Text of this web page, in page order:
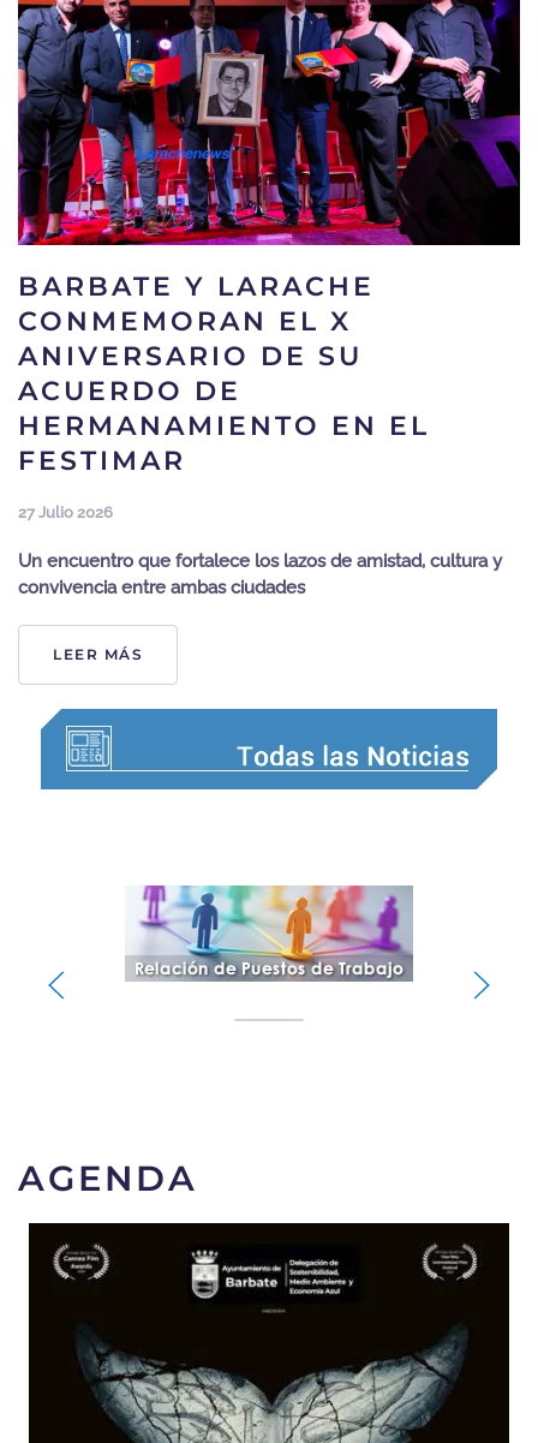
BARBATE Y LARACHE
CONMEMORAN EL X
ANIVERSARIO DE SU
ACUERDO DE
HERMANAMIENTO EN EL
FESTIMAR
27 Julio 2026
Un encuentro que fortalece los lazos de amistad, cultura y
convivencia entre ambas ciudades
LEER MÁS
AGENDA